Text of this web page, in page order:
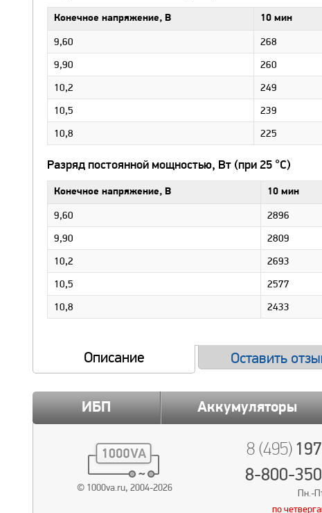
Конечное напряжение, В 10 мин
9,60 268
9,90
260
10,2
249
10,5
239
10,8
225
Разряд постоянной мощностью, Вт (при 25 °С)
Конечное напряжение, В 10 мин
9,60 2896
9,90
2809
10,2
2693
10,5
2577
10,8
2433
Описание Оставить
ИБП Аккумуляторы
© 1000va.ru, 2004-2026
8 (495)
8-800-
Пн.-
по